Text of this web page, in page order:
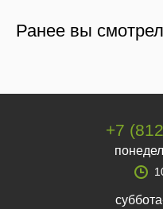
Ранее вы
+7